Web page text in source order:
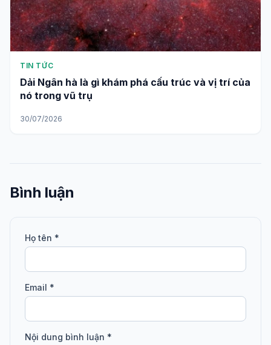
TIN TỨC
Dải Ngân hà là gì khám phá cấu trúc và vị trí của
nó trong vũ trụ
30/07/2026
Bình luận
Họ tên *
Email *
Nội dung bình luận *